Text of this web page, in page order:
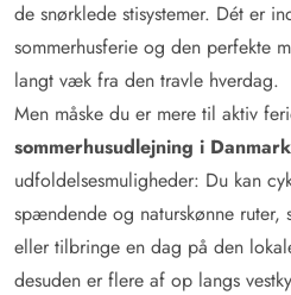
de snørklede stisystemer. Dét er
sommerhusferie og den perfekte
langt væk fra den travle hverdag.
Men måske du er mere til aktiv
sommerhusudlejning i Danmark
udfoldelsesmuligheder: Du kan
spændende og naturskønne
eller tilbringe en dag på den
desuden er flere af op langs